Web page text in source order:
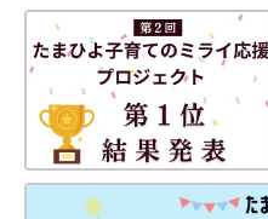
しみながら
♪
[10年ぶりに出産しました]記
・
たまひよONLINEの育児マ
[マォ]